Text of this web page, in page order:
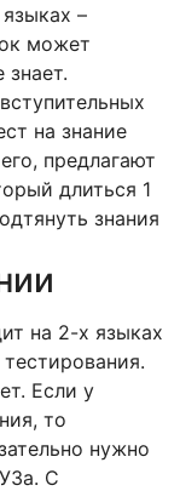
–
может
на знание
предлагают
длиться 1
знания
на 2-х языках
Если у
то
нужно
С